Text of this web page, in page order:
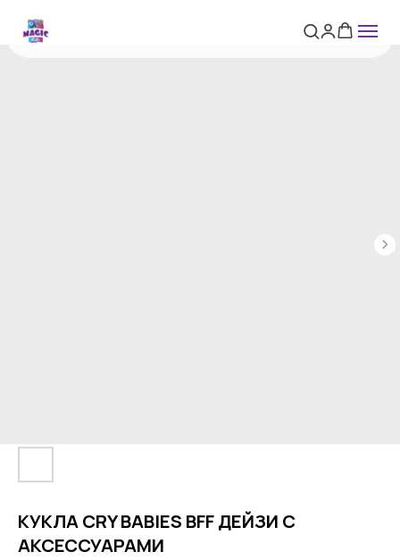
КУКЛА CRY BABIES BFF ДЕЙЗИ С
АКСЕССУАРАМИ